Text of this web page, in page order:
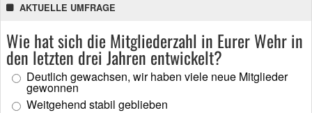
AKTUELLE UMFRAGE
Wie hat sich die Mitgliederzahl in Eurer Wehr in
den letzten drei Jahren entwickelt?
Deutlich gewachsen, wir haben viele neue Mitglieder
gewonnen
Weitgehend stabil geblieben